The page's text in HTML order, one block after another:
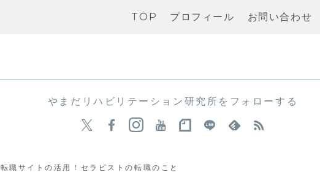
TOP プロフィール お問い合わせ
やまだリハビリテーション研究所をフォローする
転職サイトの活用！セラピストの転職のこと